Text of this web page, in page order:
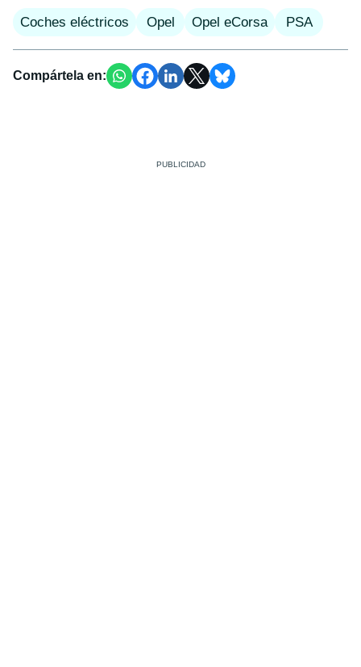
Coches eléctricos Opel Opel eCorsa PSA
Compártela en: